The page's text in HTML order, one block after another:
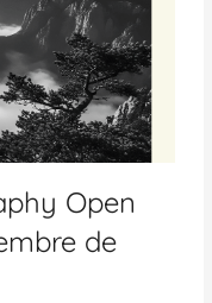
Open
de